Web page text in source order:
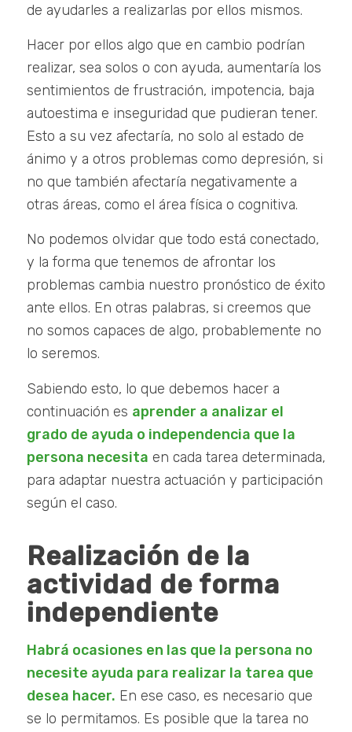
de ayudarles a realizarlas por ellos mismos.
Hacer por ellos algo que en cambio podrían
realizar, sea solos o con ayuda, aumentaría los
sentimientos de frustración, impotencia, baja
autoestima e inseguridad que pudieran tener.
Esto a su vez afectaría, no solo al estado de
ánimo y a otros problemas como depresión, si
no que también afectaría negativamente a
otras áreas, como el área física o cognitiva.
No podemos olvidar que todo está conectado,
y la forma que tenemos de afrontar los
problemas cambia nuestro pronóstico de éxito
ante ellos. En otras palabras, si creemos que
no somos capaces de algo, probablemente no
lo seremos.
Sabiendo esto, lo que debemos hacer a
continuación es aprender a analizar el
grado de ayuda o independencia que la
persona necesita en cada tarea determinada,
para adaptar nuestra actuación y participación
según el caso.
Realización de la
actividad de forma
independiente
Habrá ocasiones en las que la persona no
necesite ayuda para realizar la tarea que
desea hacer. En ese caso, es necesario que
se lo permitamos. Es posible que la tarea no